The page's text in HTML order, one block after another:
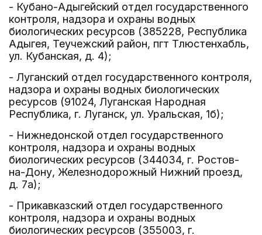
- Кубано-Адыгейский отдел государственного
контроля, надзора и охраны водных
биологических ресурсов (385228, Республика
Адыгея, Теучежский район, пгт Тлюстенхабль,
ул. Кубанская, д. 4);
- Луганский отдел государственного контроля,
надзора и охраны водных биологических
ресурсов (91024, Луганская Народная
Республика, г. Луганск, ул. Уральская, 1б);
- Нижнедонской отдел государственного
контроля, надзора и охраны водных
биологических ресурсов (344034, г. Ростов-
на-Дону, Железнодорожный Нижний проезд,
д. 7а);
- Прикавказский отдел государственного
контроля, надзора и охраны водных
биологических ресурсов (355003, г.